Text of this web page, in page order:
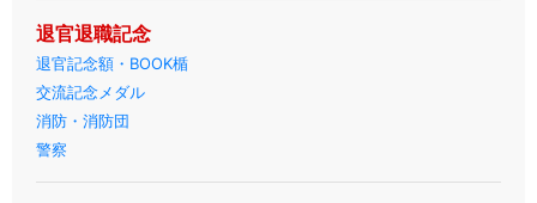
退官退職記念
退官記念額・BOOK楯
交流記念メダル
消防・消防団
警察